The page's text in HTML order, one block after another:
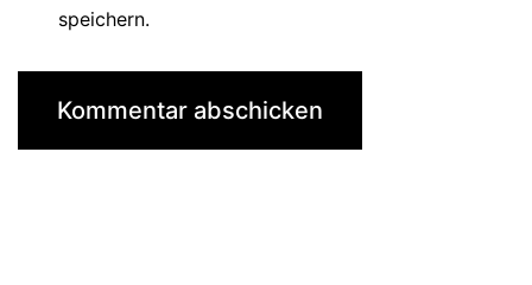
speichern.